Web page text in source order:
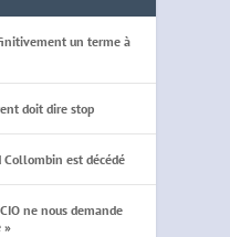
un terme à
doit dire stop
Collombin est décédé
ne nous demande
»